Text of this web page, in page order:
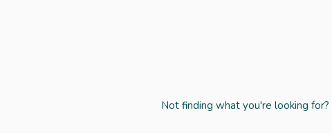
Not finding what you're looking for?